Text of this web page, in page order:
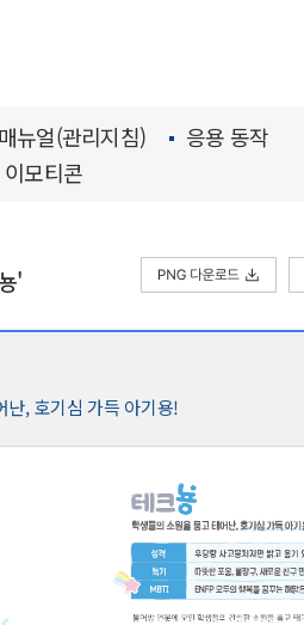
매뉴얼(관리지침)
응용 동작
이모티콘
'
난, 호기심 가득 아기용!